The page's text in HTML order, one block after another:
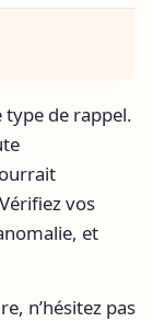
type de rappel.
vos
et
n’hésitez pas